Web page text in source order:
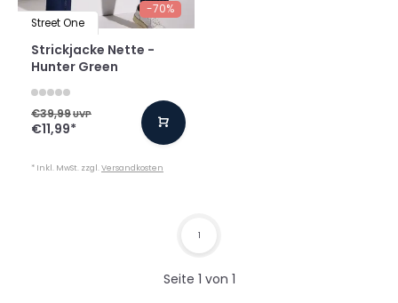
-70%
Street One
Strickjacke Nette -
Hunter Green
€39,99UVP
€11,99*
* Inkl. MwSt. zzgl.Versandkosten
Seite 1 von 1
1